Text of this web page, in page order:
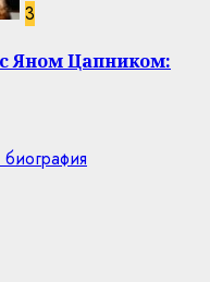
3
Яном Цапником: